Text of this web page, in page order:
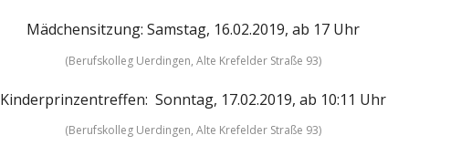
Mädchensitzung: Samstag, 16.02.2019, ab 17 Uhr
(Berufskolleg Uerdingen, Alte Krefelder Straße 93)
Kinderprinzentreffen: Sonntag, 17.02.2019, ab 10:11 Uhr
(Berufskolleg Uerdingen, Alte Krefelder Straße 93)